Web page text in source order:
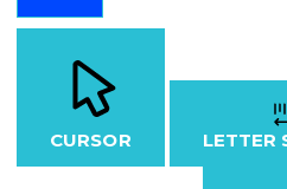
CURSOR LETTER